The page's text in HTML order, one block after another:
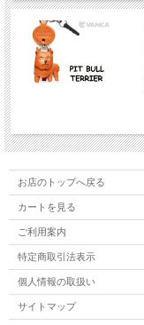
お店のトップへ戻る
カートを見る
ご利用案内
特定商取引法表示
個人情報の取扱い
サイトマップ